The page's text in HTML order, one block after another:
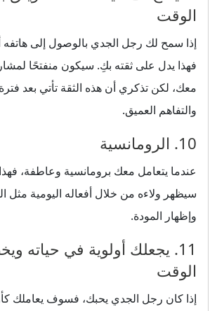
الوقت
إذا سمح لك رجل الجدي بالوصول إلى هاتفه
فهذا يدل على ثقته بكِ. سيكون منفتحًا
معك، لكن تذكري أن هذه الثقة تأتي بعد
والتفاهم العميق.
10. الرومانسية
عندما يتعامل معك برومانسية وعاطفة،
سيظهر ولاءه من خلال أفعاله اليومية مثل
وإظهار المودة.
11. يجعلك أولوية في حياته
الوقت
إذا كان رجل الجدي يحبك، فسوف يعاملك